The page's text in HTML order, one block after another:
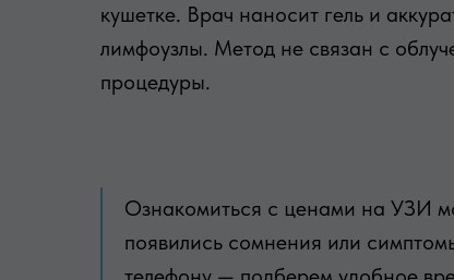
кушетке. Врач наносит гель и
лимфоузлы. Метод не связан с
процедуры.
Ознакомиться с ценами на УЗИ
появились сомнения или